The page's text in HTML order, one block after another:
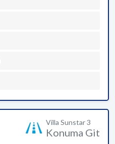
Villa Sunstar 3
Konuma Git